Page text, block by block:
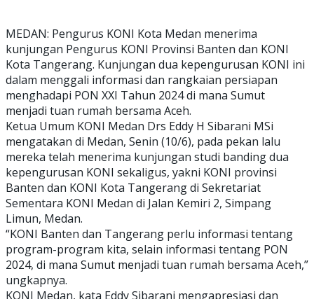
MEDAN: Pengurus KONI Kota Medan menerima
kunjungan Pengurus KONI Provinsi Banten dan KONI
Kota Tangerang. Kunjungan dua kepengurusan KONI ini
dalam menggali informasi dan rangkaian persiapan
menghadapi PON XXI Tahun 2024 di mana Sumut
menjadi tuan rumah bersama Aceh.
Ketua Umum KONI Medan Drs Eddy H Sibarani MSi
mengatakan di Medan, Senin (10/6), pada pekan lalu
mereka telah menerima kunjungan studi banding dua
kepengurusan KONI sekaligus, yakni KONI provinsi
Banten dan KONI Kota Tangerang di Sekretariat
Sementara KONI Medan di Jalan Kemiri 2, Simpang
Limun, Medan.
“KONI Banten dan Tangerang perlu informasi tentang
program-program kita, selain informasi tentang PON
2024, di mana Sumut menjadi tuan rumah bersama Aceh,”
ungkapnya.
KONI Medan, kata Eddy Sibarani mengapresiasi dan